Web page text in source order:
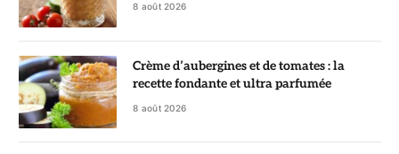
8 août 2026
Crème d’aubergines et de tomates : la
recette fondante et ultra parfumée
8 août 2026